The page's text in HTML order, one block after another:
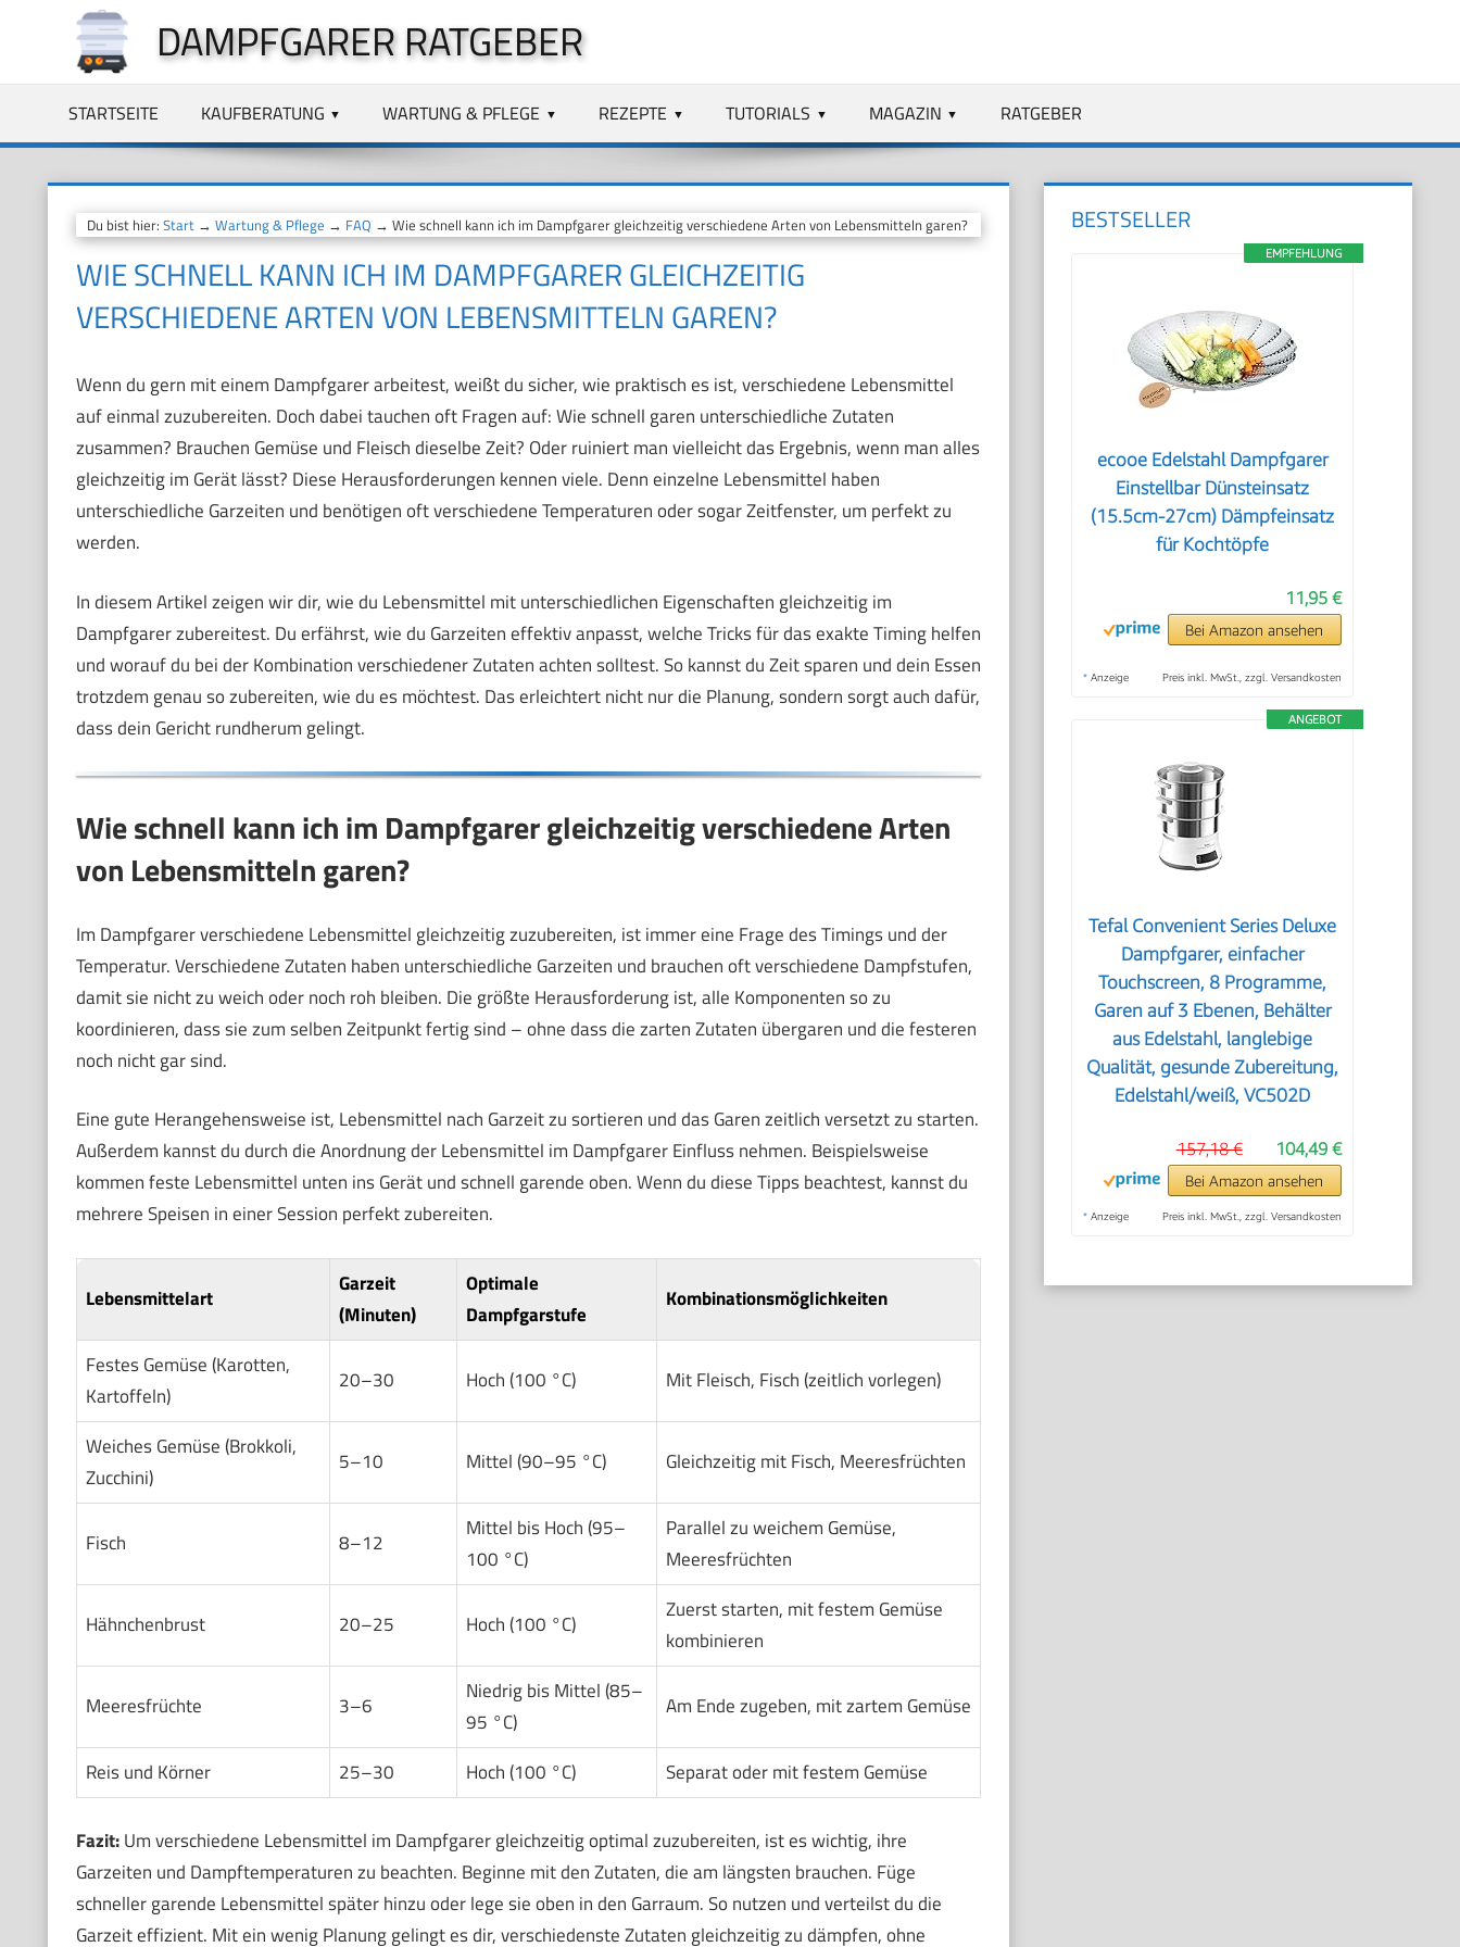
springen
DAMPFGARER RATGEBER
STARTSEITE KAUFBERATUNG WARTUNG & PFLEGE REZEPTE TUTORIALS MAGAZIN RATGEBER
Du bist hier: Start→ Wartung & Pflege → FAQ → Wie schnell kann ich im Dampfgarer gleichzeitig verschiedene Arten von Lebensmitteln garen?
WIE SCHNELL KANN ICH IM DAMPFGARER GLEICHZEITIG
VERSCHIEDENE ARTEN VON LEBENSMITTELN GAREN?
Wenn du gern mit einem Dampfgarer arbeitest, weißt du sicher, wie praktisch es ist, verschiedene Lebensmittel
auf einmal zuzubereiten. Doch dabei tauchen oft Fragen auf: Wie schnell garen unterschiedliche Zutaten
zusammen? Brauchen Gemüse und Fleisch dieselbe Zeit? Oder ruiniert man vielleicht das Ergebnis, wenn man alles
gleichzeitig im Gerät lässt? Diese Herausforderungen kennen viele. Denn einzelne Lebensmittel haben
unterschiedliche Garzeiten und benötigen oft verschiedene Temperaturen oder sogar Zeitfenster, um perfekt zu
werden.
In diesem Artikel zeigen wir dir, wie du Lebensmittel mit unterschiedlichen Eigenschaften gleichzeitig im
Dampfgarer zubereitest. Du erfährst, wie du Garzeiten effektiv anpasst, welche Tricks für das exakte Timing helfen
und worauf du bei der Kombination verschiedener Zutaten achten solltest. So kannst du Zeit sparen und dein Essen
trotzdem genau so zubereiten, wie du es möchtest. Das erleichtert nicht nur die Planung, sondern sorgt auch dafür,
dass dein Gericht rundherum gelingt.
Wie schnell kann ich im Dampfgarer gleichzeitig verschiedene Arten
von Lebensmitteln garen?
Im Dampfgarer verschiedene Lebensmittel gleichzeitig zuzubereiten, ist immer eine Frage des Timings und der
Temperatur. Verschiedene Zutaten haben unterschiedliche Garzeiten und brauchen oft verschiedene Dampfstufen,
damit sie nicht zu weich oder noch roh bleiben. Die größte Herausforderung ist, alle Komponenten so zu
koordinieren, dass sie zum selben Zeitpunkt fertig sind – ohne dass die zarten Zutaten übergaren und die festeren
noch nicht gar sind.
Eine gute Herangehensweise ist, Lebensmittel nach Garzeit zu sortieren und das Garen zeitlich versetzt zu starten.
Außerdem kannst du durch die Anordnung der Lebensmittel im Dampfgarer Einfluss nehmen. Beispielsweise
kommen feste Lebensmittel unten ins Gerät und schnell garende oben. Wenn du diese Tipps beachtest, kannst du
mehrere Speisen in einer Session perfekt zubereiten.
Lebensmittelart
Garzeit
(Minuten)
Optimale
Dampfgarstufe
Kombinationsmöglichkeiten
Festes Gemüse (Karotten,
Kartoffeln)
20–30 Hoch (100 °C) Mit Fleisch, Fisch (zeitlich vorlegen)
Weiches Gemüse (Brokkoli,
Zucchini)
5–10 Mittel (90–95 °C) Gleichzeitig mit Fisch, Meeresfrüchten
Fisch 8–12
Mittel bis Hoch (95–
100 °C)
Parallel zu weichem Gemüse,
Meeresfrüchten
Hähnchenbrust 20–25 Hoch (100 °C)
Zuerst starten, mit festem Gemüse
kombinieren
Meeresfrüchte 3–6
Niedrig bis Mittel (85–
95 °C)
Am Ende zugeben, mit zartem Gemüse
Reis und Körner 25–30 Hoch (100 °C) Separat oder mit festem Gemüse
Fazit:Um verschiedene Lebensmittel im Dampfgarer gleichzeitig optimal zuzubereiten, ist es wichtig, ihre
Garzeiten und Dampftemperaturen zu beachten. Beginne mit den Zutaten, die am längsten brauchen. Füge
schneller garende Lebensmittel später hinzu oder lege sie oben in den Garraum. So nutzen und verteilst du die
Garzeit effizient. Mit ein wenig Planung gelingt es dir, verschiedenste Zutaten gleichzeitig zu dämpfen, ohne
BESTSELLER
EMPFEHLUNG
ecooe Edelstahl Dampfgarer
Einstellbar Dünsteinsatz
(15.5cm-27cm) Dämpfeinsatz
für Kochtöpfe
11,95 €
Bei Amazon ansehen
* Anzeige Preis inkl. MwSt., zzgl. Versandkosten
ANGEBOT
Tefal Convenient Series Deluxe
Dampfgarer, einfacher
Touchscreen, 8 Programme,
Garen auf 3 Ebenen, Behälter
aus Edelstahl, langlebige
Qualität, gesunde Zubereitung,
Edelstahl/weiß, VC502D
104,49 €
157,18 €
Bei Amazon ansehen
* Anzeige Preis inkl. MwSt., zzgl. Versandkosten